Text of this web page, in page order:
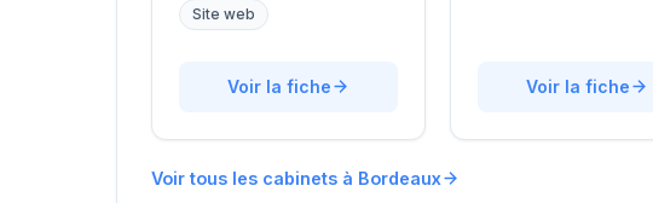
métropole bordelaise. La
avec une note de 4,9/5
d'accompagnement.
Site web
Voir la fiche
personnalisé aux
Voir la fiche
Voir tous les cabinets à Bordeaux